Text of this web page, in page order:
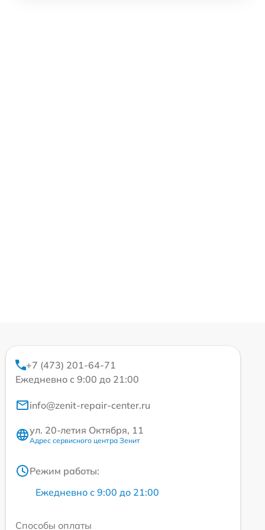
+7 (473) 201-64-71
Ежедневно с 9:00 до 21:00
info@zenit-repair-center.ru
ул. 20-летия Октября, 11
Адрес сервисного центра Зенит
Режим работы:
Ежедневно с 9:00 до 21:00
Способы оплаты